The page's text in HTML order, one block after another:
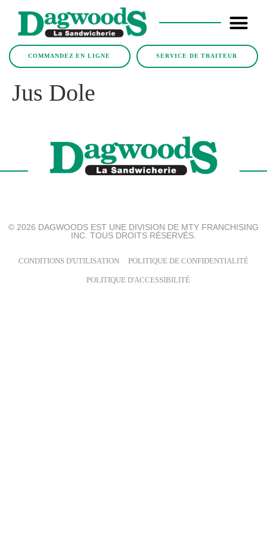
COMMANDEZ EN LIGNE SERVICE DE TRAITEUR
Jus Dole
© 2026 DAGWOODS EST UNE DIVISION DE MTY FRANCHISING
INC. TOUS DROITS RÉSERVÉS.
CONDITIONS D'UTILISATION POLITIQUE DE CONFIDENTIALITÉ
POLITIQUE D'ACCESSIBILITÉ